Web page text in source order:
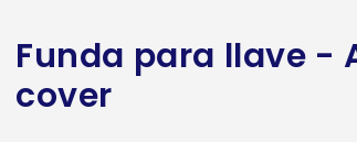
Funda para llave -
cover